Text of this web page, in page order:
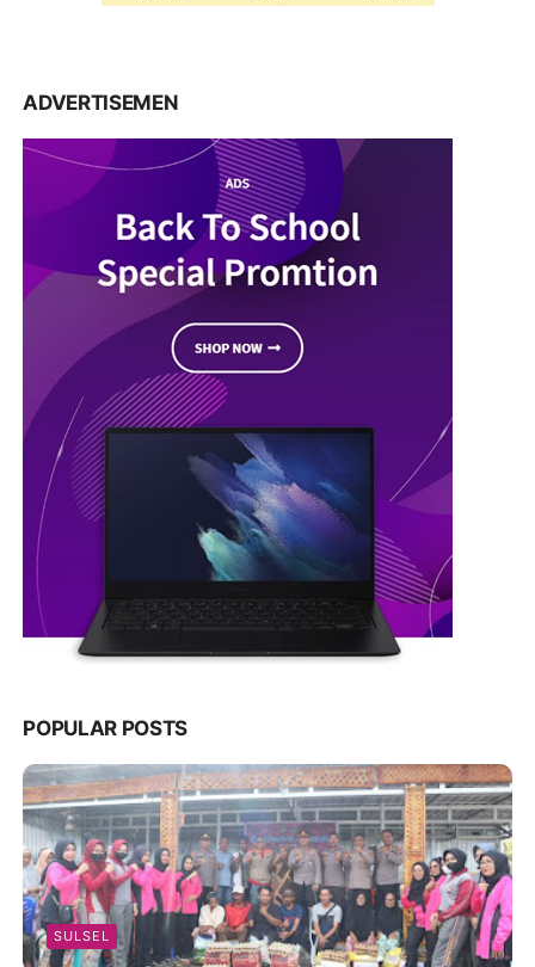
ADVERTISEMEN
POPULAR POSTS
SULSEL